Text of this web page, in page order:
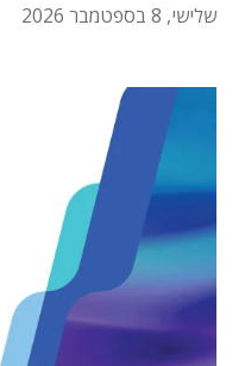
שלישי, 8 בספטמבר 2026